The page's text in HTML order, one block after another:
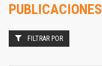
PUBLICACIONES
FILTRAR POR